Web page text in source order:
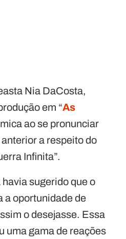
Nia DaCosta,
em “As
ao se pronunciar
a respeito do
Infinita”.
sugerido que o
a oportunidade de
o desejasse. Essa
uma gama de reações